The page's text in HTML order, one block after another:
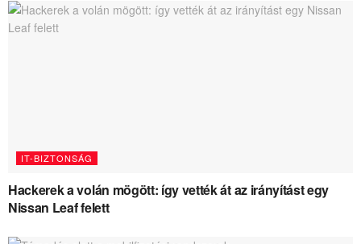
IT-BIZTONSÁG
Hackerek a volán mögött: így vették át az irányítást egy
Nissan Leaf felett